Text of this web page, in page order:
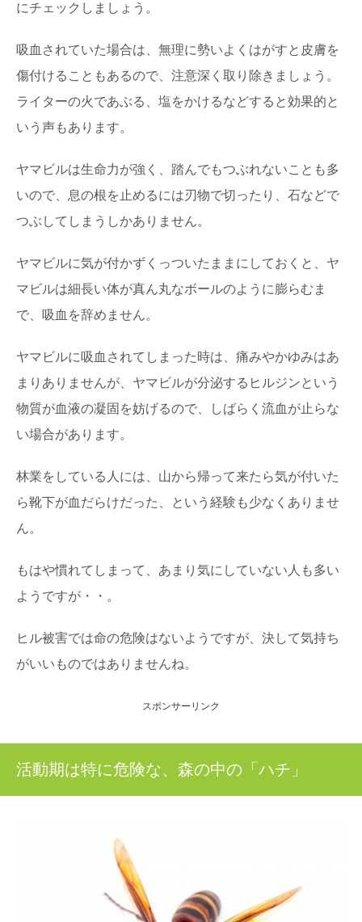
にチェックしましょう。
吸血されていた場合は、無理に勢いよくはがすと皮膚を
傷付けることもあるので、注意深く取り除きましょう。
ライターの火であぶる、塩をかけるなどすると効果的と
いう声もあります。
ヤマビルは生命力が強く、踏んでもつぶれないことも多
いので、息の根を止めるには刃物で切ったり、石などで
つぶしてしまうしかありません。
ヤマビルに気が付かずくっついたままにしておくと、ヤ
マビルは細長い体が真ん丸なボールのように膨らむま
で、吸血を辞めません。
ヤマビルに吸血されてしまった時は、痛みやかゆみはあ
まりありませんが、ヤマビルが分泌するヒルジンという
物質が血液の凝固を妨げるので、しばらく流血が止らな
い場合があります。
林業をしている人には、山から帰って来たら気が付いた
ら靴下が血だらけだった、という経験も少なくありませ
ん。
もはや慣れてしまって、あまり気にしていない人も多い
ようですが・・。
ヒル被害では命の危険はないようですが、決して気持ち
がいいものではありませんね。
スポンサーリンク
活動期は特に危険な、森の中の「ハチ」